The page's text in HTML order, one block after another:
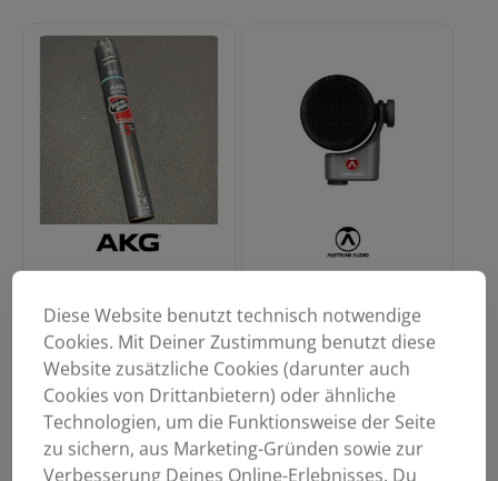
SE300+CK91+SA40
gebraucht aus Verleih
228,00€
499,00
Diese Website benutzt technisch notwendige
Cookies. Mit Deiner Zustimmung benutzt diese
Website zusätzliche Cookies (darunter auch
Cookies von Drittanbietern) oder ähnliche
Technologien, um die Funktionsweise der Seite
zu sichern, aus Marketing-Gründen sowie zur
Verbesserung Deines Online-Erlebnisses. Du